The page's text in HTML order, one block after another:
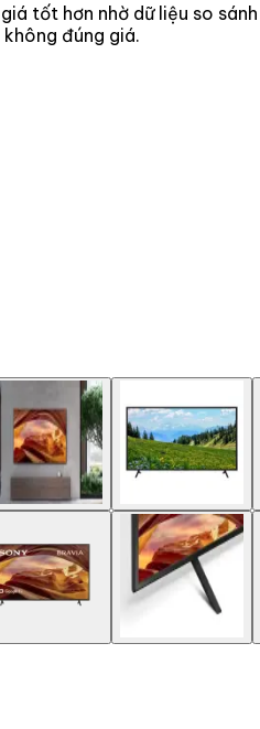
tốt hơn nhờ dữ liệu so
đúng giá.